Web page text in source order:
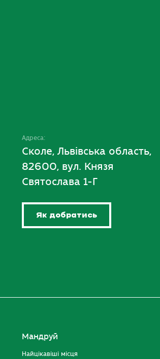
Адреса:
Сколе, Львівська область,
82600, вул. Князя
Святослава 1-Г
Як добратись
Мандруй
Найцікавіші місця